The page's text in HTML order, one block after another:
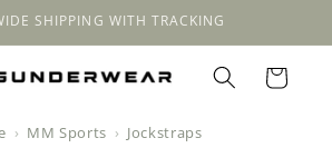
SHIPPING WITH TRACKING
Winkelwagen
MM Sports Jockstraps